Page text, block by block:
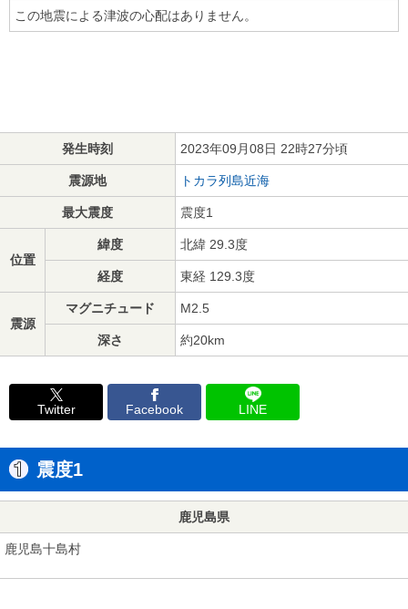
この地震による津波の心配はありません。
発生時刻 2023年09月08日 22時27分頃
震源地 トカラ列島近海
最大震度 震度1
位置
緯度 北緯 29.3度
経度 東経 129.3度
震源
マグニチュード M2.5
深さ 約20km
Twitter Facebook LINE
震度1
鹿児島県
鹿児島十島村